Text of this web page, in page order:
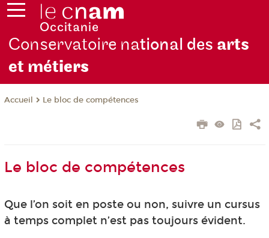
Conservatoire national des arts
et métiers
Accueil Le bloc de compétences
Le bloc de compétences
Que l’on soit en poste ou non, suivre un cursus
à temps complet n’est pas toujours évident.